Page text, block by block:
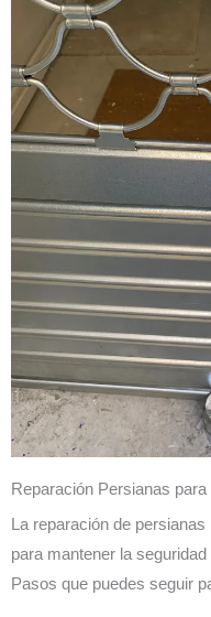
Reparación Persianas
La reparación de
para mantener la
Pasos que puedes seguir